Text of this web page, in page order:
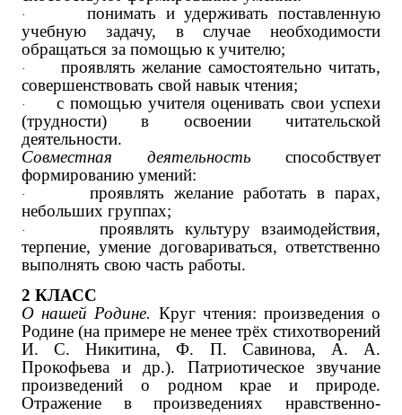
·
понимать и удерживать поставленную
учебную задачу, в случае необходимости
обращаться за помощью к учителю;
·
проявлять желание самостоятельно читать,
совершенствовать свой навык чтения;
·
с помощью учителя оценивать свои успехи
(трудности) в освоении читательской
деятельности.
Совместная деятельность способствует
формированию умений:
·
проявлять желание работать в парах,
небольших группах;
·
проявлять культуру взаимодействия,
терпение, умение договариваться, ответственно
выполнять свою часть работы.
2 КЛАСС
О нашей Родине. Круг чтения: произведения о
Родине (на примере не менее трёх стихотворений
И. С. Никитина, Ф. П. Савинова, А. А.
Прокофьева ‌и др.‌). Патриотическое звучание
произведений о родном крае и природе.
Отражение в произведениях нравственно-